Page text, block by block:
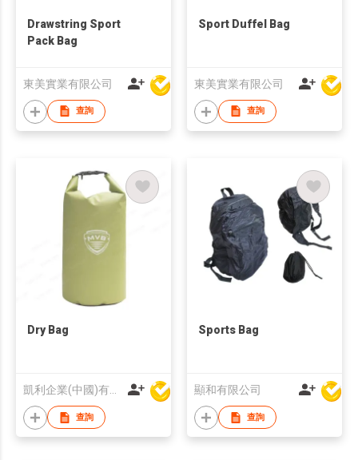
Drawstring Sport
Pack Bag
東美實業有限公司
查詢
Sport Duffel Bag
東美實業有限公司
查詢
Dry Bag
查詢
Sports Bag
顯和有限公司
查詢